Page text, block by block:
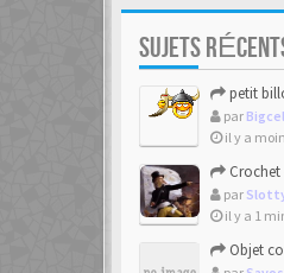
SUJETS
petit
par
il y a
Crochet
par
il y a 1
Objet